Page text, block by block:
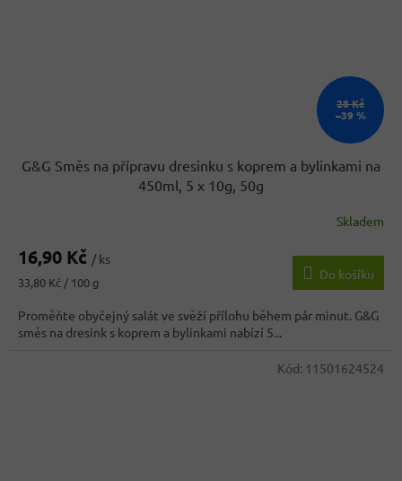
28 Kč
–39 %
G&G Směs na přípravu dresinku s koprem a bylinkami na
450ml, 5 x 10g, 50g
produktu
4,8
z
5
hvězdiček.
Skladem
16,90 Kč / ks
Měrná
33,80 Kč / 100 g
Do košíku
Proměňte obyčejný salát ve svěží přílohu během pár minut. G&G
směs na dresink s koprem a bylinkami nabízí 5...
Kód: 11501624524